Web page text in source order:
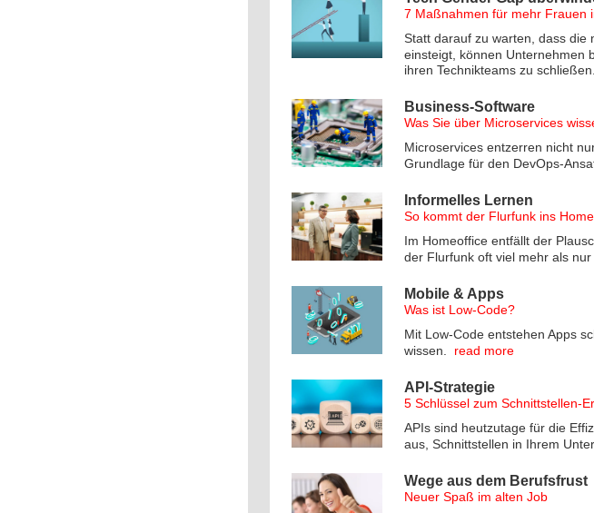
7 Maßnahmen für mehr Frauen
Statt darauf zu warten, dass die
einsteigt, können Unternehmen
ihren Technikteams zu schließen.
Business-Software
Was Sie über Microservices
Microservices entzerren nicht
Grundlage für den DevOps-
Informelles Lernen
So kommt der Flurfunk ins
Im Homeoffice entfällt der
der Flurfunk oft viel mehr als
Mobile & Apps
Was ist Low-Code?
Mit Low-Code entstehen Apps
wissen.
read more
API-Strategie
5 Schlüssel zum Schnittstellen-
APIs sind heutzutage für die
aus, Schnittstellen in Ihrem
Wege aus dem Berufsfrust
Neuer Spaß im alten Job